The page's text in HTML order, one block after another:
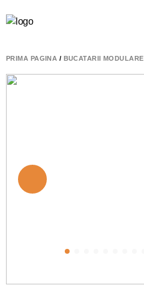
PRIMA PAGINĂ / BUCATARII MODULARE